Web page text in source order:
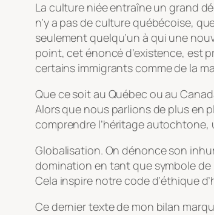
La culture niée entraîne un grand
n’y a pas de culture québécoise,
seulement quelqu’un à qui une
point, cet énoncé d’existence, est
certains immigrants comme de la
Que ce soit au Québec ou au
Alors que nous parlions de plus en
comprendre l’héritage
Globalisation. On dénonce son
domination en tant que symbole de
Cela inspire notre code d’éthique
Ce dernier texte de mon bilan